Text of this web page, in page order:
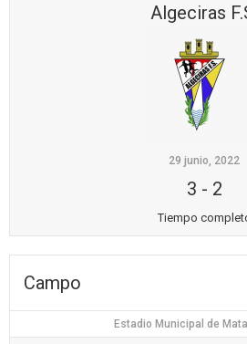
Algeciras
29 junio, 2022
3 - 2
Tiempo
Campo
Estadio Municipal de